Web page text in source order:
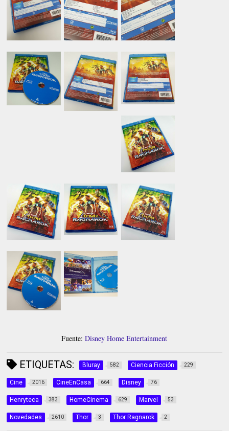
Fuente:Disney Home Entertainment
ETIQUETAS: Bluray 582 Ciencia Ficción 229
Cine 2016 CineEnCasa 664 Disney 76
Henryteca 383 HomeCinema 629 Marvel 53
Novedades 2610 Thor 3 Thor Ragnarok 2